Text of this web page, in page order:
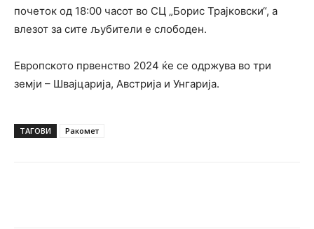
почеток од 18:00 часот во СЦ „Борис Трајковски“, а
влезот за сите љубители е слободен.
Европското првенство 2024 ќе се одржува во три
земји – Швајцарија, Австрија и Унгарија.
ТАГОВИ Ракомет